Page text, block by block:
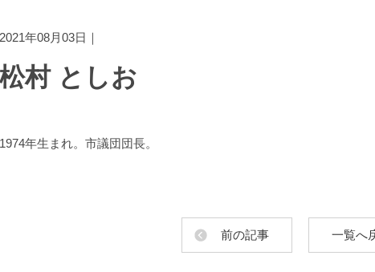
2021年08月03日｜
松村 としお
1974年生まれ。市議団団長。
前の記事 一覧へ